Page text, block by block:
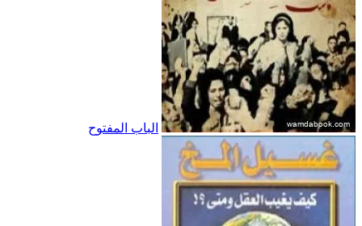
الباب المفتوح